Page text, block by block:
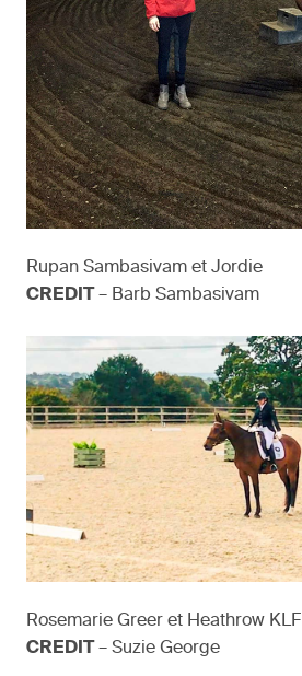
Rupan Sambasivam et Jordie
CREDIT
– Barb Sambasivam
Rosemarie Greer et Heathrow KLF
CREDIT
– Suzie George